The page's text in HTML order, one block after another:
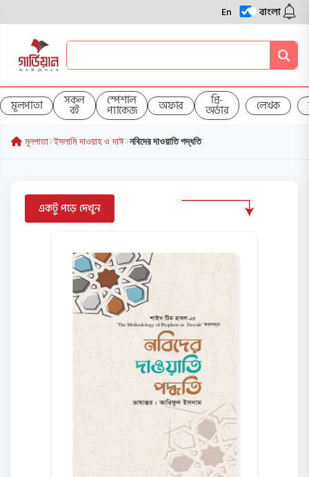
En বাংলা
মূলপাতা সকল
বই
স্পেশাল
প্যাকেজ অফার প্রি-
অর্ডার লেখক
মূলপাতা ইসলামি দাওয়াহ ও দাঈ নবিদের দাওয়াতি পদ্ধতি
একটু পড়ে দেখুন